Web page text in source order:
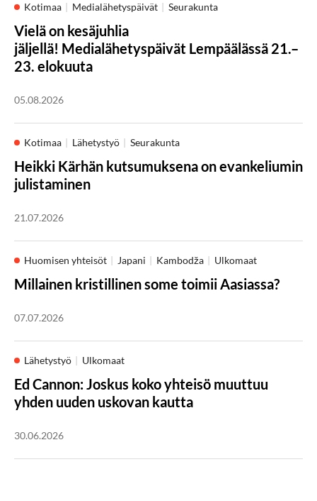
Kotimaa Medialähetyspäivät Seurakunta
Vielä on kesäjuhlia
jäljellä! Medialähetyspäivät Lempäälässä 21.–
23. elokuuta
05.08.2026
Kotimaa Lähetystyö Seurakunta
Heikki Kärhän kutsumuksena on evankeliumin
julistaminen
21.07.2026
Huomisen yhteisöt Japani Kambodža Ulkomaat
Millainen kristillinen some toimii Aasiassa?
07.07.2026
Lähetystyö Ulkomaat
Ed Cannon: Joskus koko yhteisö muuttuu
yhden uuden uskovan kautta
30.06.2026